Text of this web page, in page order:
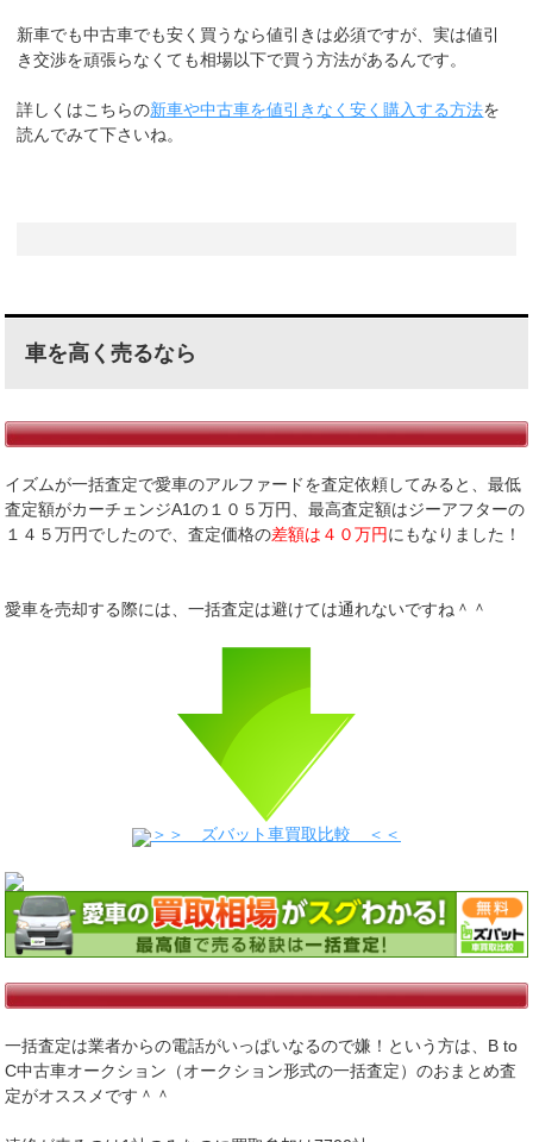
新車でも中古車でも安く買うなら値引きは必須ですが、実は値引
き交渉を頑張らなくても相場以下で買う方法があるんです。
詳しくはこちらの新車や中古車を値引きなく安く購入する方法を
読んでみて下さいね。
車を高く売るなら
イズムが一括査定で愛車のアルファードを査定依頼してみると、最低
査定額がカーチェンジA1の１０５万円、最高査定額はジーアフターの
１４５万円でしたので、査定価格の差額は４０万円にもなりました！
愛車を売却する際には、一括査定は避けては通れないですね＾＾
＞＞ ズバット車買取比較 ＜＜
一括査定は業者からの電話がいっぱいなるので嫌！という方は、B to
C中古車オークション（オークション形式の一括査定）のおまとめ査
定がオススメです＾＾